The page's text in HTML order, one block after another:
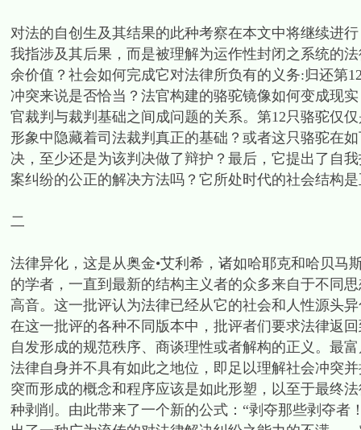
对法的自创生及其结果的此种考察在本文中将继续进
我指涉及其后果，而是被理解为运作性封闭之系统的
余价值？社会如何完成它对法律所负有的义务:归还第
冲突来说是否恰当？法官构建的骆驼镜像如何变成现
官裁判与裁判基础之间成问题的关系。第12只骆驼仅
形象中隐藏着司法裁判真正的基础？或者这只骆驼在
决，至少还是为该判决做了辩护？最后，它提出了自
案纠纷的公正的解决方法吗？它所处时代的社会结构
二
法律异化，这是从奥金•艾利希，诸如哈耶克和哈贝
的学者，一直到最新的结构主义者的众多来自于不同
高音。这一批评认为法律已经从它的社会和人性源头
在这一批评的各种不同版本中，批评者们要求法律返
自发形成的规范秩序、商谈理性或者解构的正义。最
法律自身并不具有如此之地位，即足以理解社会冲突
突而形成的概念和程序应该是如此形塑，以至于最终
种剥削。由此带来了一个新的公式：“剥夺那些剥夺者